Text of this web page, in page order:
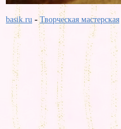
basik.ru -Творческая мастерская